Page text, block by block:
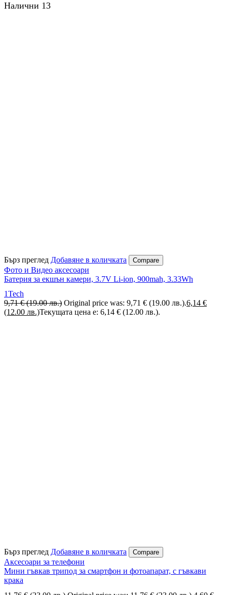
Налични 13
Бърз преглед Добавяне в количката Compare
Фото и Видео аксесоари
Батерия за екшън камери, 3.7V Li-ion, 900mah, 3.33Wh
1Tech
9,71€ (19.00 лв.) Original price was: 9,71 € (19.00 лв.).6,14 €
(12.00 лв.)Текущата цена е: 6,14 € (12.00 лв.).
Бърз преглед Добавяне в количката Compare
Аксесоари за телефони
Мини гъвкав трипод за смартфон и фотоапарат, с гъвкави
крака